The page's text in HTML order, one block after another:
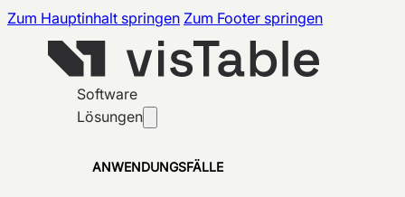
Zum Hauptinhalt springen Zum Footer springen
Software
Lösungen
ANWENDUNGSFÄLLE